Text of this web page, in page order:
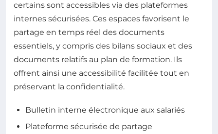
certains sont accessibles via des plateformes
internes sécurisées. Ces espaces favorisent le
partage en temps réel des documents
essentiels, y compris des bilans sociaux et des
documents relatifs au plan de formation. Ils
offrent ainsi une accessibilité facilitée tout en
préservant la confidentialité.
Bulletin interne électronique aux salariés
Plateforme sécurisée de partage